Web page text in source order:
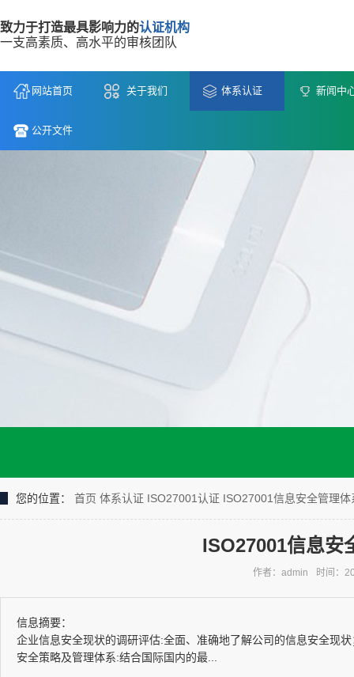
致力于打造最具影响力的认证机构
一支高素质、高水平的审核团队
网站首页 关于我们 体系认证 新闻中
公开文件
您的位置： 首页 体系认证 ISO27001认证 ISO27001信息安全管理
ISO27001信息安
作者：admin 时间：
信息摘要：
企业信息安全现状的调研评估:全面、准确地了解公司的信息安全现
安全策略及管理体系:结合国际国内的最...